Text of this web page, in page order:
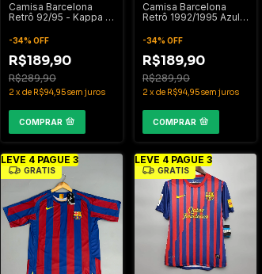
Camisa Barcelona
Retrô 92/95 - Kappa -
-34% OFF
R$189,90
R$289,90
2 xde R$94,95sem juros
COMPRAR
Camisa Barcelona
Retrô 1992/1995 Azul e
-34% OFF
R$189,90
R$289,90
2 xde R$94,95sem juros
COMPRAR
LEVE 4 PAGUE 3
GRÁTIS
LEVE 4 PAGUE 3
GRÁTIS